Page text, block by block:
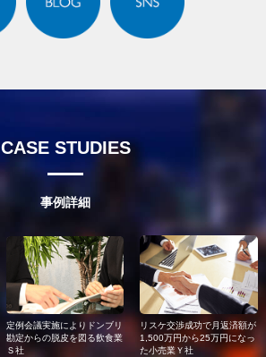
CASE STUDIES
事例詳細
定例会議実施によりドンブリ
勘定からの脱皮を図る飲食業
Ｓ社
リスケ交渉成功で月返済額が
1,500万円から25万円になっ
た小売業Ｙ社